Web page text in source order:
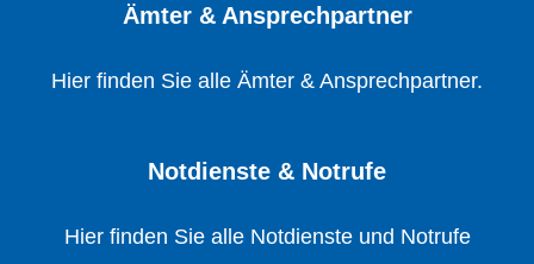
Ämter & Ansprechpartner
Hier finden Sie alle Ämter & Ansprechpartner.
Notdienste & Notrufe
Hier finden Sie alle Notdienste und Notrufe